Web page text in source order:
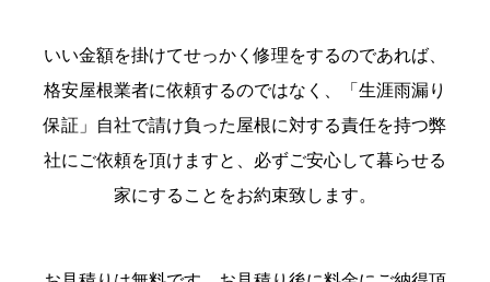
いい金額を掛けてせっかく修理をするのであれば、
格安屋根業者に依頼するのではなく、「生涯雨漏り
保証」自社で請け負った屋根に対する責任を持つ弊
社にご依頼を頂けますと、必ずご安心して暮らせる
家にすることをお約束致します。